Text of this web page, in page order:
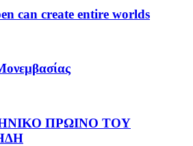
can create entire worlds
ΠΡΩΙΝΟ ΤΟΥ